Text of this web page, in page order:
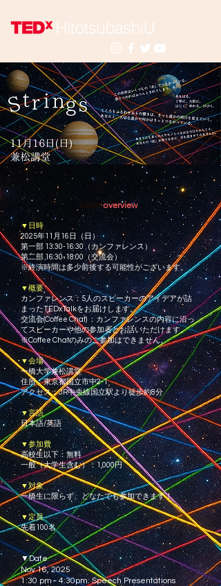
▼日時
2025年11月16日（日）
第一部 13:30-16:30（カンファレンス）
第二部 16:30-18:00（交流会）
※終演時間は多少前後する可能性がございます。
▼概要
カンファレンス：5人のスピーカーのアイデアが詰
まったTEDxTalkをお届けします。
交流会(Coffee Chat) ：カンファレンスの内容に沿っ
てスピーカーや他の参加者とお話いただけます。
※Coffee Chatのみのご参加はできません。
▼会場
一橋大学兼松講堂
住所：東京都国立市中2-1
アクセス：JR中央線国立駅より徒歩約8分
▼言語
日本語/英語
▼参加費
高校生以下：無料
一般（大学生含む）：1,000円
▼対象
一橋生に限らず、どなたでも参加できます！
▼定員
先着100名
▼Date
Nov 16, 2025
1:30 pm - 4:30pm: Speech Presentations
eventoverview